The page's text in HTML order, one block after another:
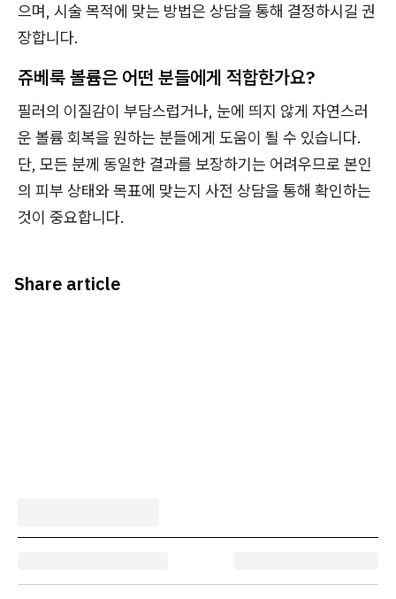
으며, 시술 목적에 맞는 방법은 상담을 통해 결정하시길 권
장합니다.
쥬베룩 볼륨은 어떤 분들에게 적합한가요?
필러의 이질감이 부담스럽거나, 눈에 띄지 않게 자연스러
운 볼륨 회복을 원하는 분들에게 도움이 될 수 있습니다.
단, 모든 분께 동일한 결과를 보장하기는 어려우므로 본인
의 피부 상태와 목표에 맞는지 사전 상담을 통해 확인하는
것이 중요합니다.
Share article